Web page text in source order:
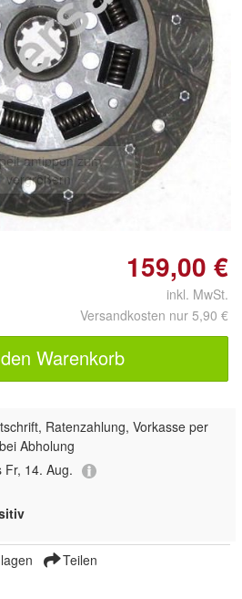
antippen zum
vergrößern
159,00 €
inkl. MwSt.
Versandkosten nur 5,90 €
Warenkorb
Ratenzahlung, Vorkasse per
Abholung
Fr, 14. Aug.
Teilen